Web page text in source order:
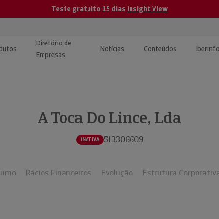
Teste gratuito 15 dias Insight View
e Monitorização de
Diretório de
Empresas
Notícias Conteúdos
| Estudos e
A Toca Do Lince, Lda
INATIVA 513306609
Rácios Financeiros Evolução Estrutura Corporativa